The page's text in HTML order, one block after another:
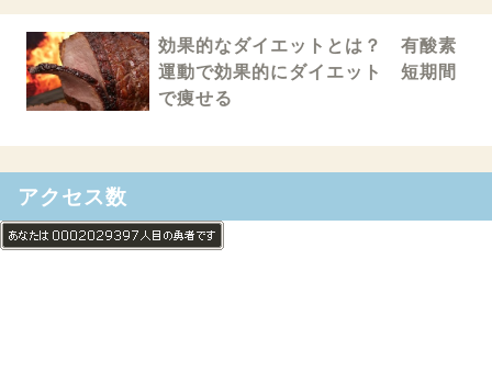
効果的なダイエットとは？ 有酸素
運動で効果的にダイエット 短期間
で痩せる
アクセス数